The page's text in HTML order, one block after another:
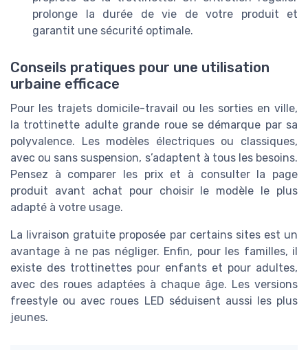
prolonge la durée de vie de votre produit et
garantit une sécurité optimale.
Conseils pratiques pour une utilisation
urbaine efficace
Pour les trajets domicile-travail ou les sorties en ville,
la trottinette adulte grande roue se démarque par sa
polyvalence. Les modèles électriques ou classiques,
avec ou sans suspension, s’adaptent à tous les besoins.
Pensez à comparer les prix et à consulter la page
produit avant achat pour choisir le modèle le plus
adapté à votre usage.
La livraison gratuite proposée par certains sites est un
avantage à ne pas négliger. Enfin, pour les familles, il
existe des trottinettes pour enfants et pour adultes,
avec des roues adaptées à chaque âge. Les versions
freestyle ou avec roues LED séduisent aussi les plus
jeunes.